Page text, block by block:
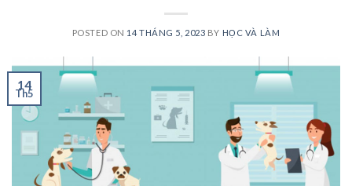
POSTED ON 14 THÁNG 5, 2023 BY HỌC VÀ LÀM
14
Th5